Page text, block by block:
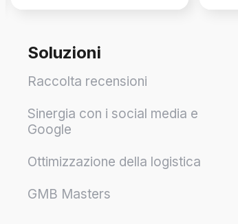
Soluzioni
Raccolta recensioni
Sinergia con i social media e
Google
Ottimizzazione della logistica
GMB Masters